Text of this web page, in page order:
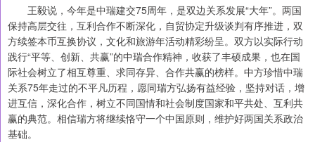
王毅说，今年是中瑞建交75周年，是双边关系发展“大年”。两国
保持高层交往，互利合作不断深化，自贸协定升级谈判有序推进，双
方续签本币互换协议，文化和旅游年活动精彩纷呈。双方以实际行动
践行“平等、创新、共赢”的中瑞合作精神，收获了丰硕成果，也在国
际社会树立了相互尊重、求同存异、合作共赢的榜样。中方珍惜中瑞
关系75年走过的不平凡历程，愿同瑞方弘扬有益经验，坚持对话，增
进互信，深化合作，树立不同国情和社会制度国家和平共处、互利共
赢的典范。相信瑞方将继续恪守一个中国原则，维护好两国关系政治
基础。